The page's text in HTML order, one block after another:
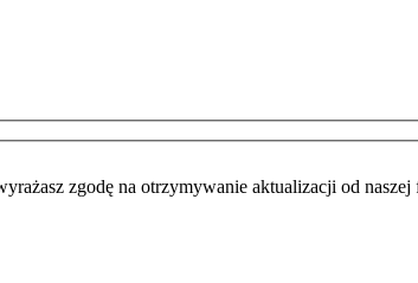
zgodę na otrzymywanie aktualizacji od